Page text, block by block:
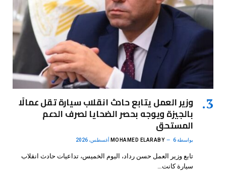
وزير العمل يتابع حادث انقلاب سيارة تقل عمالًا
بالجيزة ويوجه بحصر الضحايا لصرف الدعم
المستحق
بواسطة MOHAMED ELARABY 6 أغسطس، 2026
تابع وزير العمل حسن رداد، اليوم الخميس، تداعيات حادث انقلاب
سيارة كانت…